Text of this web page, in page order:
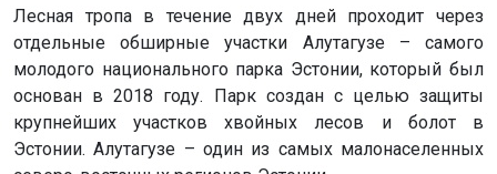
Лесная тропа в течение двух дней проходит через
отдельные обширные участки Алутагузе – самого
молодого национального парка Эстонии, который был
основан в 2018 году. Парк создан с целью защиты
крупнейших участков хвойных лесов и болот в
Эстонии. Алутагузе – один из самых малонаселенных